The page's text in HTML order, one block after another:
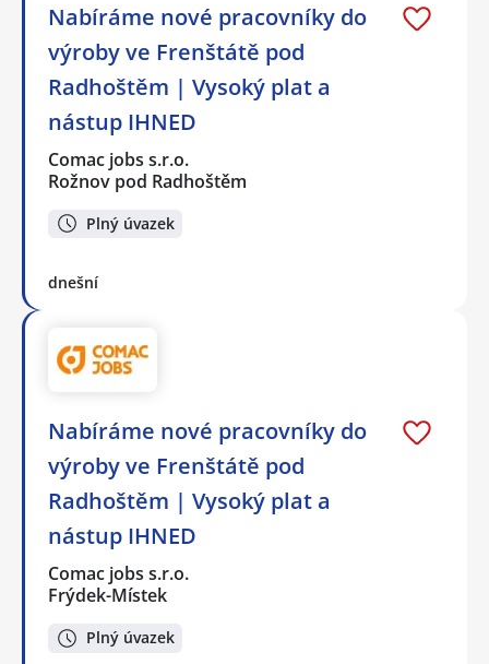
Nabíráme nové pracovníky do
výroby ve Frenštátě pod
Radhoštěm | Vysoký plat a
nástup IHNED
Comac jobs s.r.o.
Rožnov pod Radhoštěm
Plný úvazek
dnešní
Nabíráme nové pracovníky do
výroby ve Frenštátě pod
Radhoštěm | Vysoký plat a
nástup IHNED
Comac jobs s.r.o.
Frýdek-Místek
Plný úvazek